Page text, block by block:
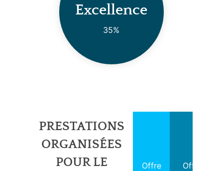
Excellence
35%
PRESTATIONS
ORGANISÉES
POUR LE
Offre
Offre